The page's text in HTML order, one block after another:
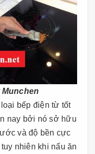
bếp điện từ tốt
nay bởi nó sở hữu
và độ bền cực
nhiên khi nấu ăn